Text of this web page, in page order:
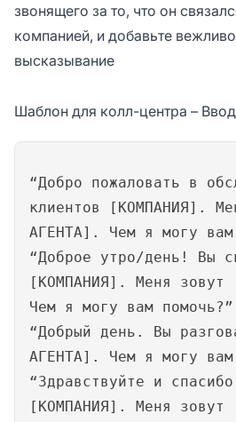
звонящего за то, что он
компанией, и добавьте
высказывание
Шаблон для колл-центра –
“Добро пожаловать в
клиентов [КОМПАНИЯ].
АГЕНТА]. Чем я могу вам
“Доброе утро/день! Вы
[КОМПАНИЯ]. Меня зовут
Чем я могу вам помочь?”
“Добрый день. Вы
АГЕНТА]. Чем я могу вам
“Здравствуйте и
[КОМПАНИЯ]. Меня зовут